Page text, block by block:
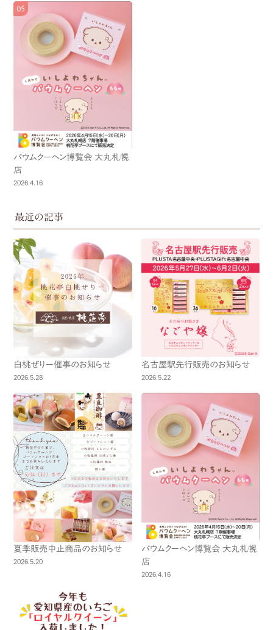
バウムクーヘン博覧会 大丸札幌
店
2026.4.16
最近の記事
白桃ぜりー催事のお知らせ
2026.5.28
名古屋駅先行販売のお知らせ
2026.5.22
夏季販売中止商品のお知らせ
2026.5.20
バウムクーヘン博覧会 大丸札幌
店
2026.4.16